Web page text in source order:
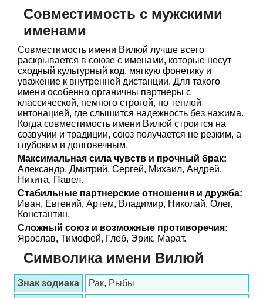
Совместимость с мужскими
именами
Совместимость имени Вилюй лучше всего
раскрывается в союзе с именами, которые несут
сходный культурный код, мягкую фонетику и
уважение к внутренней дистанции. Для такого
имени особенно органичны партнеры с
классической, немного строгой, но теплой
интонацией, где слышится надежность без нажима.
Когда совместимость имени Вилюй строится на
созвучии и традиции, союз получается не резким, а
глубоким и долговечным.
Максимальная сила чувств и прочный брак:
Александр, Дмитрий, Сергей, Михаил, Андрей,
Никита, Павел.
Стабильные партнерские отношения и дружба:
Иван, Евгений, Артем, Владимир, Николай, Олег,
Константин.
Сложный союз и возможные противоречия:
Ярослав, Тимофей, Глеб, Эрик, Марат.
Символика имени Вилюй
Знак зодиака Рак, Рыбы